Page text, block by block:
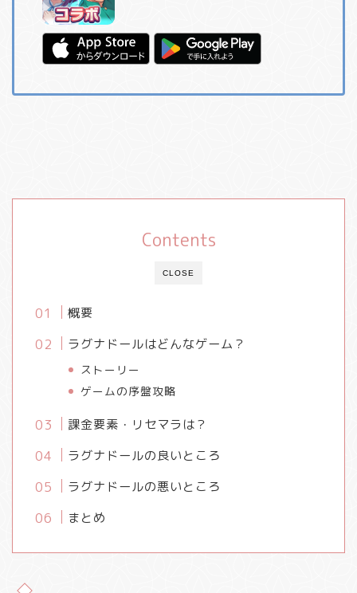
CLOSE
Contents
概要
ラグナドールはどんなゲーム？
ストーリー
ゲームの序盤攻略
課金要素・リセマラは？
ラグナドールの良いところ
ラグナドールの悪いところ
まとめ